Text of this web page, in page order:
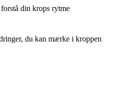
din krops rytme
du kan mærke i kroppen